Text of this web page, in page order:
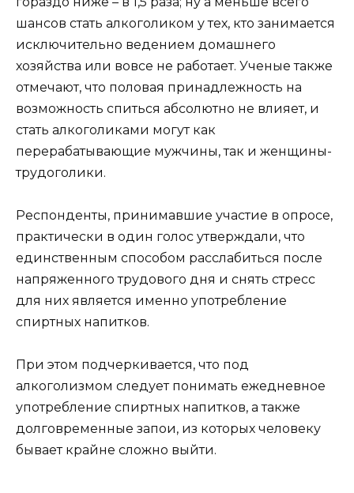
шансов стать алкоголиком у тех, кто занимается
исключительно ведением домашнего
хозяйства или вовсе не работает. Ученые также
отмечают, что половая принадлежность на
возможность спиться абсолютно не влияет, и
стать алкоголиками могут как
перерабатывающие мужчины, так и женщины-
трудоголики.
Респонденты, принимавшие участие в опросе,
практически в один голос утверждали, что
единственным способом расслабиться после
напряженного трудового дня и снять стресс
для них является именно употребление
спиртных напитков.
При этом подчеркивается, что под
алкоголизмом следует понимать ежедневное
употребление спиртных напитков, а также
долговременные запои, из которых человеку
бывает крайне сложно выйти.